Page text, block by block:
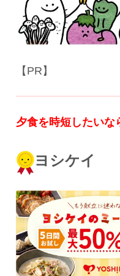
【PR】
夕食を時短したいな
ヨシケイ